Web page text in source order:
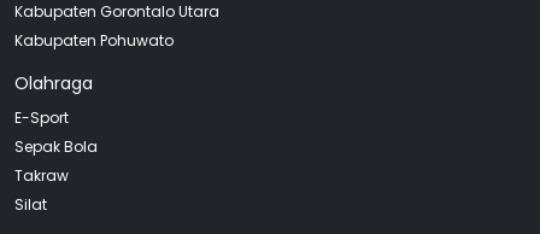
Kabupaten Gorontalo Utara
Kabupaten Pohuwato
Olahraga
E-Sport
Sepak Bola
Takraw
Silat